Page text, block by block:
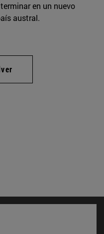
en un nuevo
austral.